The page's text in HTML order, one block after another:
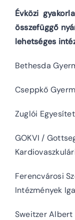
Évközi
összefüggő
lehetséges
Bethesda
Cseppkő
Zuglói
GOKVI /
Ferencvárosi
Intézmények
Sweitzer